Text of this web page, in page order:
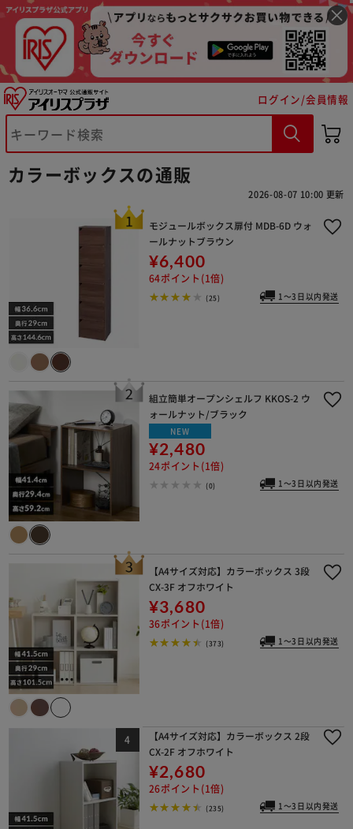
ログイン/会員情報
カラーボックスの通販
2026-08-07 10:00 更新
モジュールボックス扉付 MDB-6D ウォ
ールナットブラウン
¥6,400
64ポイント(1倍)
(25) 1～3日以内発送
組立簡単オープンシェルフ KKOS-2 ウ
ォールナット/ブラック
NEW
¥2,480
24ポイント(1倍)
(0) 1～3日以内発送
【A4サイズ対応】カラーボックス 3段
CX-3F オフホワイト
¥3,680
36ポイント(1倍)
(373) 1～3日以内発送
【A4サイズ対応】カラーボックス 2段
CX-2F オフホワイト
¥2,680
26ポイント(1倍)
(235) 1～3日以内発送
※ご確認ください
カートに入れる 購入手続きへ